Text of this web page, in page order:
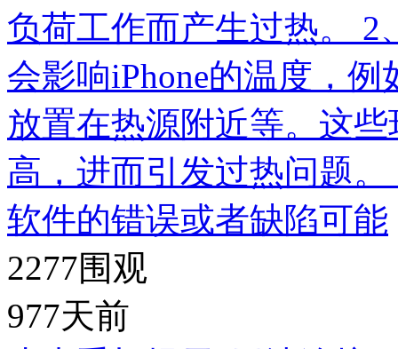
负荷工作而产生过热。
会影响iPhone的温度，
放置在热源附近等。这
高，进而引发过热问题
软件的错误或者缺陷可能
2277围观
977天前